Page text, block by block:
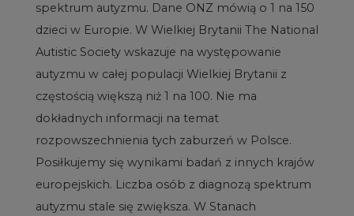
spektrum autyzmu. Dane ONZ mówią o 1 na 150
dzieci w Europie. W Wielkiej Brytanii The National
Autistic Society wskazuje na występowanie
autyzmu w całej populacji Wielkiej Brytanii z
częstością większą niż 1 na 100. Nie ma
dokładnych informacji na temat
rozpowszechnienia tych zaburzeń w Polsce.
Posiłkujemy się wynikami badań z innych krajów
europejskich. Liczba osób z diagnozą spektrum
autyzmu stale się zwiększa. W Stanach